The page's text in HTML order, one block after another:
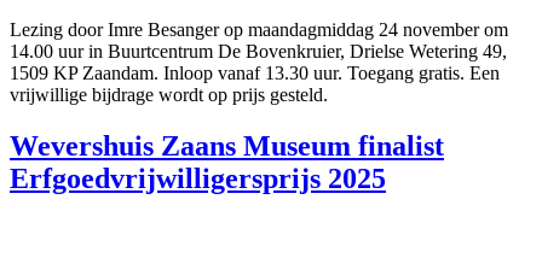
Lezing door Imre Besanger op maandagmiddag 24 november om
14.00 uur in Buurtcentrum De Bovenkruier, Drielse Wetering 49,
1509 KP Zaandam. Inloop vanaf 13.30 uur. Toegang gratis. Een
vrijwillige bijdrage wordt op prijs gesteld.
Wevershuis Zaans Museum finalist
Erfgoedvrijwilligersprijs 2025